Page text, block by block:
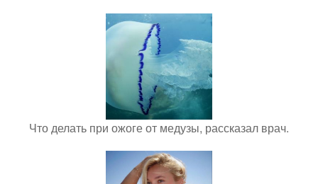
Что делать при ожоге от медузы, рассказал врач.